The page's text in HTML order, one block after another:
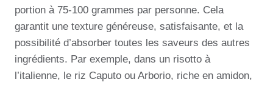
portion à 75-100 grammes par personne. Cela
garantit une texture généreuse, satisfaisante, et la
possibilité d’absorber toutes les saveurs des autres
ingrédients. Par exemple, dans un risotto à
l’italienne, le riz Caputo ou Arborio, riche en amidon,